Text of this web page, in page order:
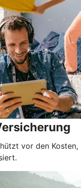
vor den Kosten,